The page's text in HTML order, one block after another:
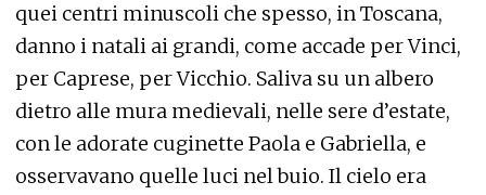
quei centri minuscoli che spesso, in Toscana,
danno i natali ai grandi, come accade per Vinci,
per Caprese, per Vicchio. Saliva su un albero
dietro alle mura medievali, nelle sere d’estate,
con le adorate cuginette Paola e Gabriella, e
osservavano quelle luci nel buio. Il cielo era